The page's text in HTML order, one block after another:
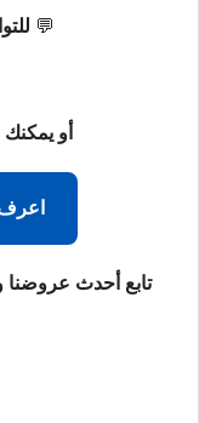
💬
أو
تابع أحدث عروضنا